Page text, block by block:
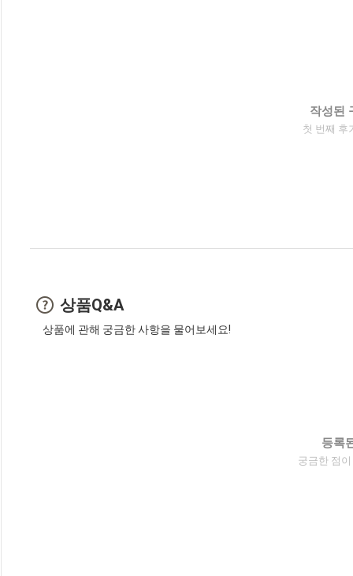
작성된
첫 번째 후
상품Q&A
상품에 관해 궁금한 사항을 물어보세요!
등록
궁금한 점